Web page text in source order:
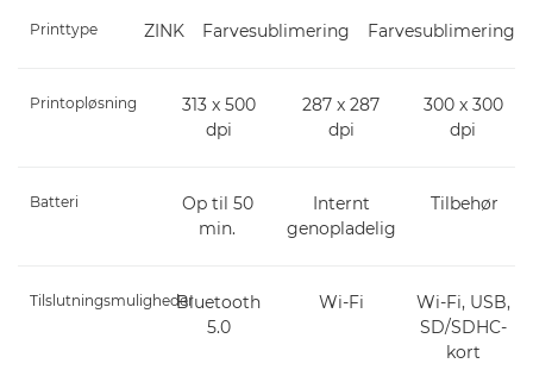
Printtype ZINK Farvesublimering Farvesublimering
Printopløsning
313 x 500
dpi
287 x 287
dpi
300 x 300
dpi
Batteri
Op til 50
min.
Internt
genopladelig
Tilbehør
TilslutningsmulighederBluetooth
5.0
Wi-Fi
Wi-Fi, USB,
SD/SDHC-
kort